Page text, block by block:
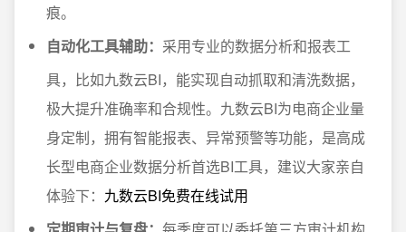
痕。
自动化工具辅助： 采用专业的数据分析和报表工
具，比如九数云BI，能实现自动抓取和清洗数据，
极大提升准确率和合规性。九数云BI为电商企业量
身定制，拥有智能报表、异常预警等功能，是高成
长型电商企业数据分析首选BI工具，建议大家亲自
体验下： 九数云BI免费在线试用